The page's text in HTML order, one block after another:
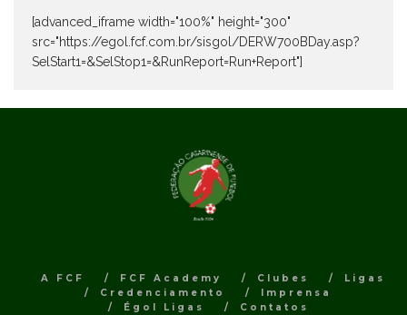
[advanced_iframe width="100%" height="300"
src="https://egol.fcf.com.br/sisgol/DERW700BDay.asp?
SelStart1=&SelStop1=&RunReport=Run+Report"]
A FCF FCF Academy Clubes
Ligas
Credenciamento
Imprensa
Égol Ligas
Contatos